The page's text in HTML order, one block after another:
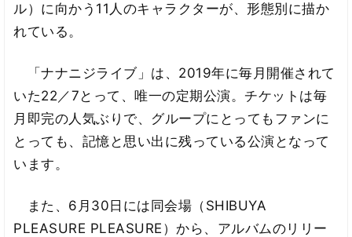
ル）に向かう11人のキャラクターが、形態別に描か
れている。
「ナナニジライブ」は、2019年に毎月開催されて
いた22／7とって、唯一の定期公演。チケットは毎
月即完の人気ぶりで、グループにとってもファンに
とっても、記憶と思い出に残っている公演となって
います。
また、6月30日には同会場（SHIBUYA
PLEASURE PLEASURE）から、アルバムのリリー